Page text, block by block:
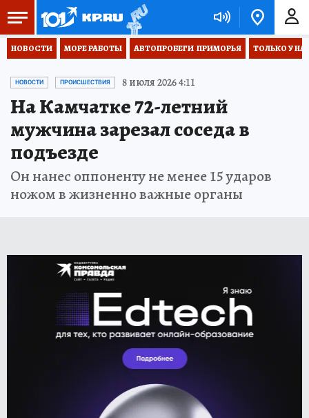
НОВОСТИ МОРЕ РАБОТЫ АВТОПРОБЕГИ  ПРИМОРЬЯ ТОЛЬКО У
НОВОСТИ ПРОИСШЕСТВИЯ 8 июля 2026 4:11
На Камчатке 72-летний
мужчина зарезал соседа в
подъезде
Он нанес оппоненту не менее 15 ударов
ножом в жизненно важные органы